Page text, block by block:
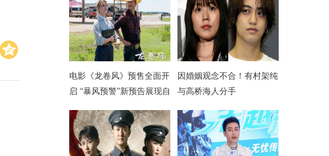
电影《龙卷风》预售全面开
启 “暴风预警”新预告展现自
因婚姻观念不合！有村架纯
与高桥海人分手